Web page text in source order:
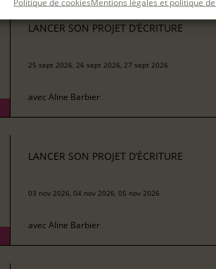
LANCER SON PROJET D’ÉCRITURE
25 sept 2026, 26 sept 2026, 27 sept 2026
avec Aline Barbier
LANCER SON PROJET D’ÉCRITURE
03 nov 2026, 04 nov 2026, 05 nov 2026
avec Aline Barbier